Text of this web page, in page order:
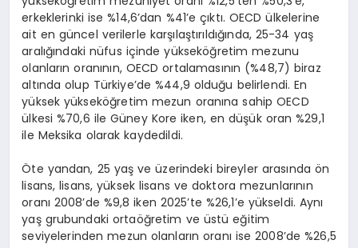
erkeklerinki ise %14,6’dan %41’e çıktı. OECD ülkelerine
ait en güncel verilerle karşılaştırıldığında, 25-34 yaş
aralığındaki nüfus içinde yükseköğretim mezunu
olanların oranının, OECD ortalamasının (%48,7) biraz
altında olup Türkiye’de %44,9 olduğu belirlendi. En
yüksek yükseköğretim mezun oranına sahip OECD
ülkesi %70,6 ile Güney Kore iken, en düşük oran %29,1
ile Meksika olarak kaydedildi.
Öte yandan, 25 yaş ve üzerindeki bireyler arasında ön
lisans, lisans, yüksek lisans ve doktora mezunlarının
oranı 2008’de %9,8 iken 2025’te %26,1’e yükseldi. Aynı
yaş grubundaki ortaöğretim ve üstü eğitim
seviyelerinden mezun olanların oranı ise 2008’de %26,5